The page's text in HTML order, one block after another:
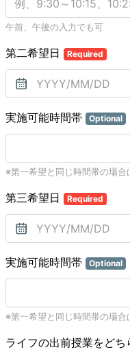
午前、午後の入力でも可
第二希望日 Required
実施可能時間帯 Optional
※第一希望と同じ時間帯の場合
第三希望日 Required
実施可能時間帯 Optional
※第一希望と同じ時間帯の場合
ライフの出前授業をど